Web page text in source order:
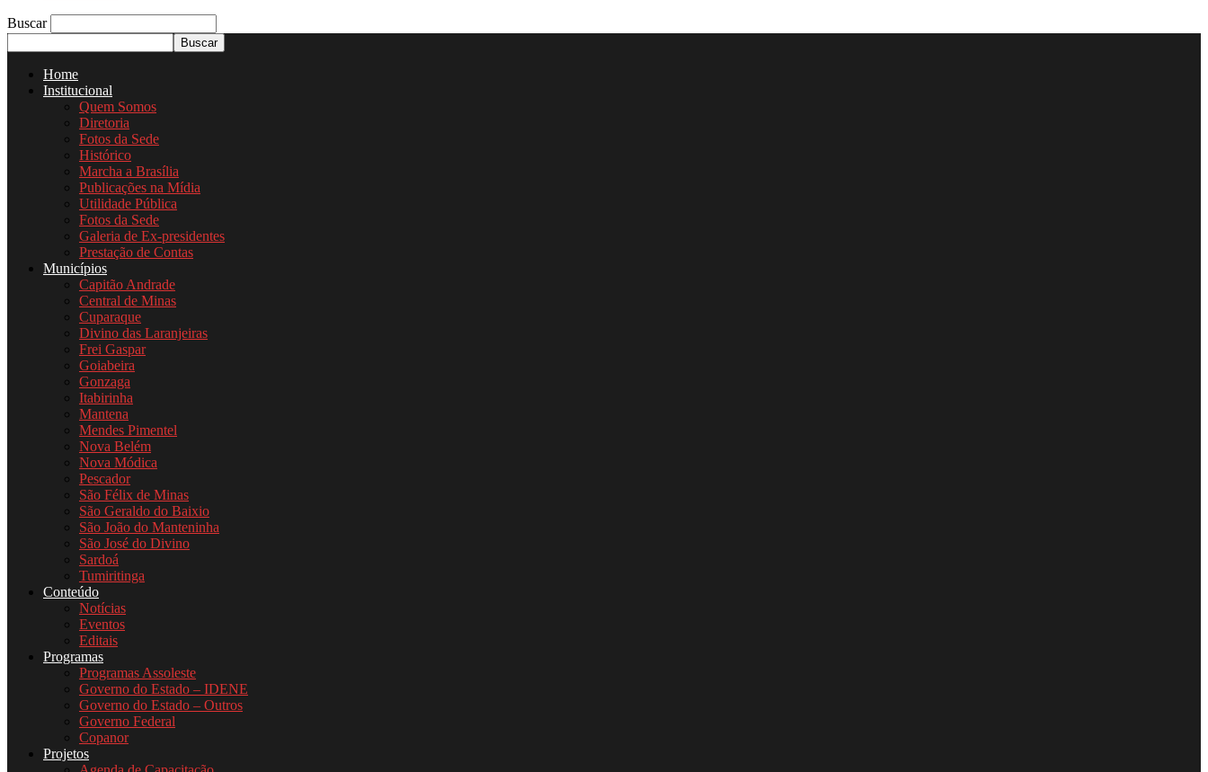
Buscar
Home
Institucional
Quem Somos
Diretoria
Fotos da Sede
Histórico
Marcha a Brasília
Publicações na Mídia
Utilidade Pública
Fotos da Sede
Galeria de Ex-presidentes
Prestação de Contas
Municípios
Capitão Andrade
Central de Minas
Cuparaque
Divino das Laranjeiras
Frei Gaspar
Goiabeira
Gonzaga
Itabirinha
Mantena
Mendes Pimentel
Nova Belém
Nova Módica
Pescador
São Félix de Minas
São Geraldo do Baixio
São João do Manteninha
São José do Divino
Sardoá
Tumiritinga
Conteúdo
Notícias
Eventos
Editais
Programas
Programas Assoleste
Governo do Estado – IDENE
Governo do Estado – Outros
Governo Federal
Copanor
Projetos